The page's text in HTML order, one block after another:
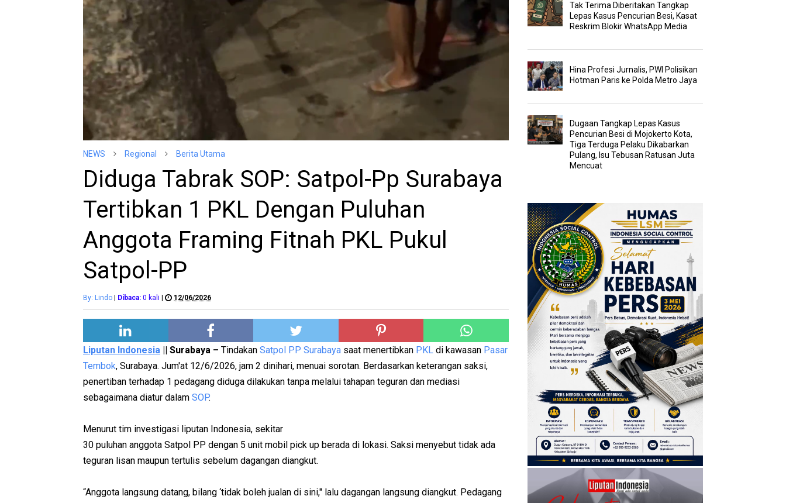
NEWS Regional Berita Utama
Diduga Tabrak SOP: Satpol-Pp Surabaya
Tertibkan 1 PKL Dengan Puluhan
Anggota Framing Fitnah PKL Pukul
Satpol-PP
By: Lindo Dibaca: 0 kali 12/06/2026
Liputan Indonesia || Surabaya – Tindakan Satpol PP Surabaya saat menertibkan PKL di kawasan Pasar
Tembok, Surabaya. Jum'at 12/6/2026, jam 2 dinihari, menuai sorotan. Berdasarkan keterangan saksi,
penertiban terhadap 1 pedagang diduga dilakukan tanpa melalui tahapan teguran dan mediasi
sebagaimana diatur dalam SOP.
Menurut tim investigasi liputan Indonesia, sekitar
30 puluhan anggota Satpol PP dengan 5 unit mobil pick up berada di lokasi. Saksi menyebut tidak ada
teguran lisan maupun tertulis sebelum dagangan diangkut.
“Anggota langsung datang, bilang ‘tidak boleh jualan di sini," lalu dagangan langsung diangkut. Pedagang
Tak Terima Diberitakan Tangkap
Lepas Kasus Pencurian Besi, Kasat
Reskrim Blokir WhatsApp Media
Hina Profesi Jurnalis, PWI Polisikan
Hotman Paris ke Polda Metro Jaya
Dugaan Tangkap Lepas Kasus
Pencurian Besi di Mojokerto Kota,
Tiga Terduga Pelaku Dikabarkan
Pulang, Isu Tebusan Ratusan Juta
Mencuat